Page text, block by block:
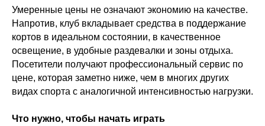
Умеренные цены не означают экономию на качестве.
Напротив, клуб вкладывает средства в поддержание
кортов в идеальном состоянии, в качественное
освещение, в удобные раздевалки и зоны отдыха.
Посетители получают профессиональный сервис по
цене, которая заметно ниже, чем в многих других
видах спорта с аналогичной интенсивностью нагрузки.
Что нужно, чтобы начать играть